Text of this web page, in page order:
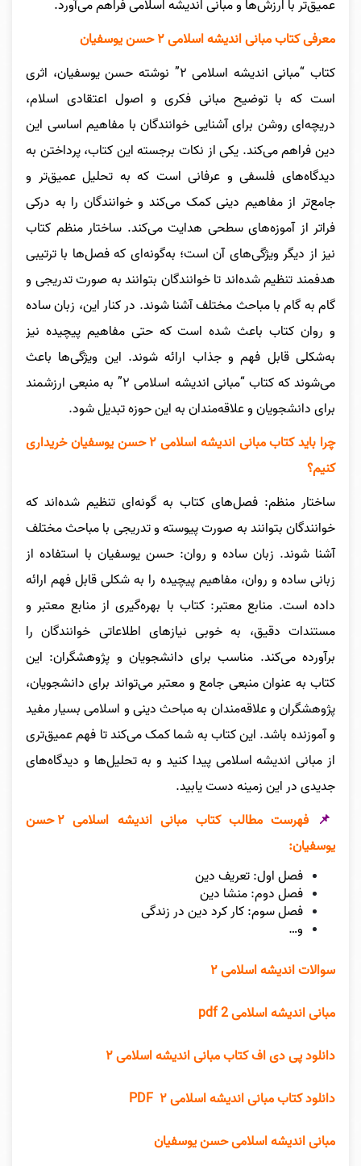
عمیق‌تر با ارزش‌ها و مبانی اندیشه اسلامی فراهم می‌آورد.
معرفی کتاب مبانی اندیشه اسلامی ۲ حسن یوسفیان
کتاب “مبانی اندیشه اسلامی ۲” نوشته حسن یوسفیان، اثری
است که با توضیح مبانی فکری و اصول اعتقادی اسلام،
دریچه‌ای روشن برای آشنایی خوانندگان با مفاهیم اساسی این
دین فراهم می‌کند. یکی از نکات برجسته این کتاب، پرداختن به
دیدگاه‌های فلسفی و عرفانی است که به تحلیل عمیق‌تر و
جامع‌تر از مفاهیم دینی کمک می‌کند و خوانندگان را به درکی
فراتر از آموزه‌های سطحی هدایت می‌کند. ساختار منظم کتاب
نیز از دیگر ویژگی‌های آن است؛ به‌گونه‌ای که فصل‌ها با ترتیبی
هدفمند تنظیم شده‌اند تا خوانندگان بتوانند به صورت تدریجی و
گام به گام با مباحث مختلف آشنا شوند. در کنار این، زبان ساده
و روان کتاب باعث شده است که حتی مفاهیم پیچیده نیز
به‌شکلی قابل فهم و جذاب ارائه شوند. این ویژگی‌ها باعث
می‌شوند که کتاب “مبانی اندیشه اسلامی ۲” به منبعی ارزشمند
برای دانشجویان و علاقه‌مندان به این حوزه تبدیل شود.
چرا باید کتاب مبانی اندیشه اسلامی ۲ حسن یوسفیان خریداری
کنیم؟
ساختار منظم: فصل‌های کتاب به گونه‌ای تنظیم شده‌اند که
خوانندگان بتوانند به صورت پیوسته و تدریجی با مباحث مختلف
آشنا شوند. زبان ساده و روان: حسن یوسفیان با استفاده از
زبانی ساده و روان، مفاهیم پیچیده را به شکلی قابل فهم ارائه
داده است. منابع معتبر: کتاب با بهره‌گیری از منابع معتبر و
مستندات دقیق، به خوبی نیازهای اطلاعاتی خوانندگان را
برآورده می‌کند. مناسب برای دانشجویان و پژوهشگران: این
کتاب به عنوان منبعی جامع و معتبر می‌تواند برای دانشجویان،
پژوهشگران و علاقه‌مندان به مباحث دینی و اسلامی بسیار مفید
و آموزنده باشد. این کتاب به شما کمک می‌کند تا فهم عمیق‌تری
از مبانی اندیشه اسلامی پیدا کنید و به تحلیل‌ها و دیدگاه‌های
جدیدی در این زمینه دست یابید.
📌
فهرست مطالب کتاب مبانی اندیشه اسلامی ۲ حسن
یوسفیان:
فصل اول: تعریف دین
فصل دوم: منشا دین
فصل سوم: کار کرد دین در زندگی
و…
سوالات اندیشه اسلامی ۲
مبانی اندیشه اسلامی pdf 2
دانلود پی دی اف کتاب مبانی اندیشه اسلامی ۲
دانلود کتاب مبانی اندیشه اسلامی ۲ PDF
مبانی اندیشه اسلامی حسن یوسفیان